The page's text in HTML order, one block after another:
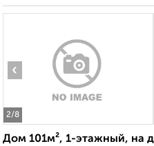
2/8
‹
Дом 101м², 1-этажный, на